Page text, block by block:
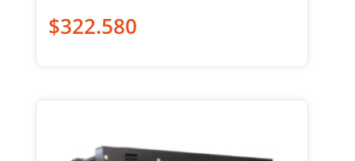
$322.580